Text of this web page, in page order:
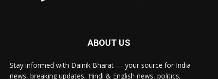
ABOUT US
Stay informed with Dainik Bharat — your source for India
news, breaking updates, Hindi & English news, politics,